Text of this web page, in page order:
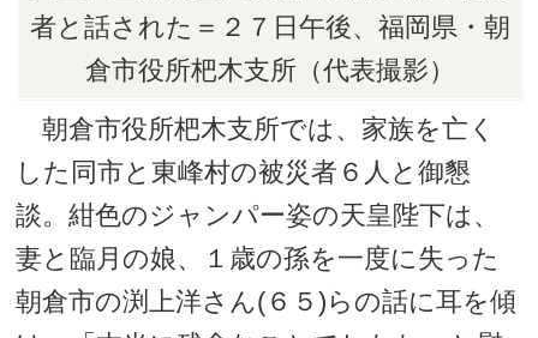
者と話された＝２７日午後、福岡県・朝
倉市役所杷木支所（代表撮影）
朝倉市役所杷木支所では、家族を亡く
した同市と東峰村の被災者６人と御懇
談。紺色のジャンパー姿の天皇陛下は、
妻と臨月の娘、１歳の孫を一度に失った
朝倉市の渕上洋さん(６５)らの話に耳を傾